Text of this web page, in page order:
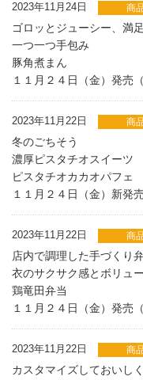
2023年11月24日 商
ゴロッとジューシー、満
一つ一つ手包み
豚角煮まん
１１月２４日（金）発売
2023年11月22日 商
冬のごちそう
濃厚ピスタチオスイーツ
ピスタチオカカオパフェ
１１月２４日（金）新発
2023年11月22日 商
店内で調理した手づくり
衣のサクサク感とボリュ
鶏竜田弁当
１１月２４日（金）発売
2023年11月22日 商
カスタマイズしておいし